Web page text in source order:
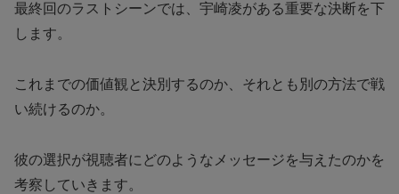
最終回のラストシーンでは、宇崎凌がある重要な決断を下
します。
これまでの価値観と決別するのか、それとも別の方法で戦
い続けるのか。
彼の選択が視聴者にどのようなメッセージを与えたのかを
考察していきます。